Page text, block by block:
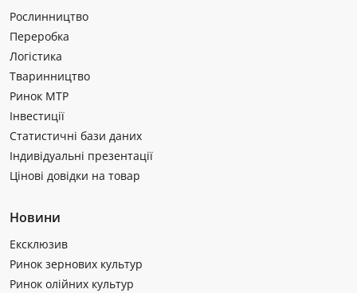
Рослинництво
Переробка
Логістика
Тваринництво
Ринок МТР
Інвестиції
Статистичні бази даних
Індивідуальні презентації
Цінові довідки на товар
Новини
Ексклюзив
Ринок зернових культур
Ринок олійних культур